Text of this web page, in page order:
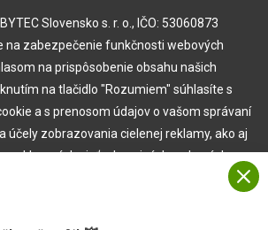
ceny
Slovensko s. r. o., IČO: 53060873
na zabezpečenie funkčnosti webových
na prispôsobenie obsahu našich
na tlačidlo "Rozumiem" súhlasíte s
a s prenosom údajov o vašom správaní
účely zobrazovania cielenej reklamy, ako aj
reklamných sieťach na iných webových